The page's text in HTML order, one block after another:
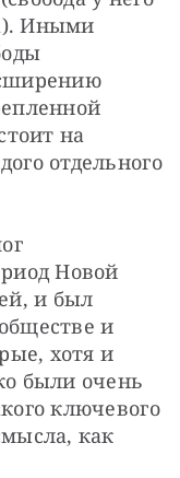
Иными
на
отдельного
Новой
и был
и
хотя и
были очень
ключевого
как